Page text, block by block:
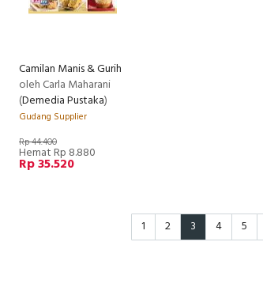
Camilan Manis & Gurih
oleh Carla Maharani
(Demedia Pustaka)
Gudang Supplier
Rp 44.400
Hemat Rp 8.880
Rp 35.520
1 2 3 4 5